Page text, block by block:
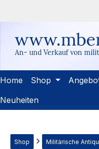
An- und Verkauf von
Home Shop
Neuheiten
Shop Militärische